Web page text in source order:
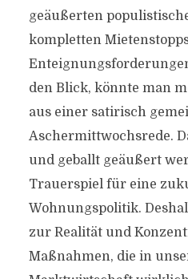
geäußerten
kompletten
den Blick, könnte man
aus einer satirisch
Aschermittwochsrede.
und geballt geäußert
Trauerspiel für eine
Wohnungspolitik.
zur Realität und
Maßnahmen, die in